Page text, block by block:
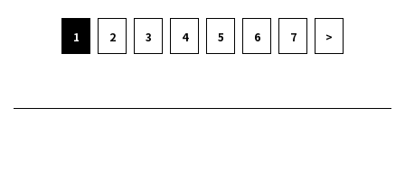
1 2 3 4 5 6 7 >